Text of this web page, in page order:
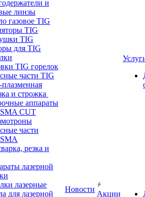
и
линзы
газовое TIG
TIG
TIG
для TIG
TIG горелок
части TIG
и строжка
аппараты
CUT
части
резка и
лазерной
лазерные
для лазерной
Новости
Акции